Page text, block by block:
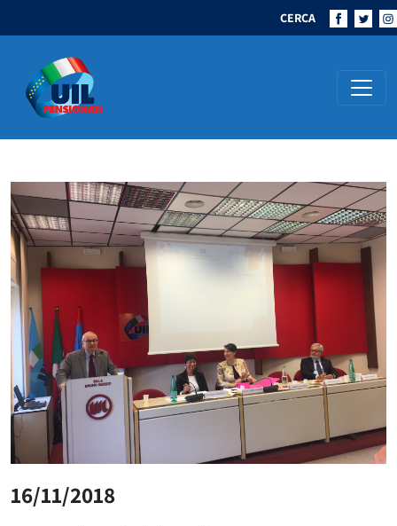
CERCA
Navigazione principale
16/11/2018